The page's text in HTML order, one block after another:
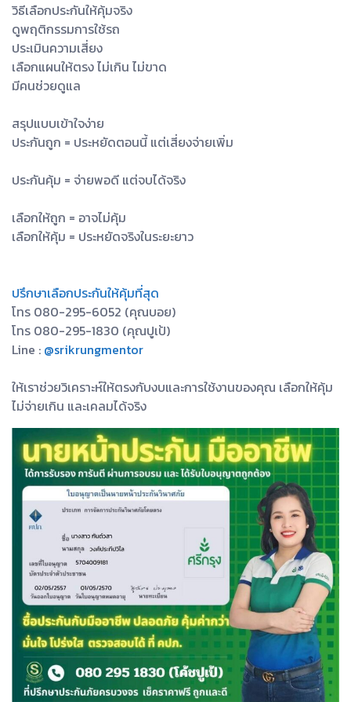
วิธีเลือกประกันให้คุ้มจริง
ดูพฤติกรรมการใช้รถ
ประเมินความเสี่ยง
เลือกแผนให้ตรง ไม่เกิน ไม่ขาด
มีคนช่วยดูแล
สรุปแบบเข้าใจง่าย
ประกันถูก = ประหยัดตอนนี้ แต่เสี่ยงจ่ายเพิ่ม
ประกันคุ้ม = จ่ายพอดี แต่จบได้จริง
เลือกให้ถูก = อาจไม่คุ้ม
เลือกให้คุ้ม = ประหยัดจริงในระยะยาว
ปรึกษาเลือกประกันให้คุ้มที่สุด
โทร 080-295-6052 (คุณบอย)
โทร 080-295-1830 (คุณปูเป้)
Line : @srikrungmentor
ให้เราช่วยวิเคราะห์ให้ตรงกับงบและการใช้งานของคุณ เลือกให้คุ้ม
ไม่จ่ายเกิน และเคลมได้จริง